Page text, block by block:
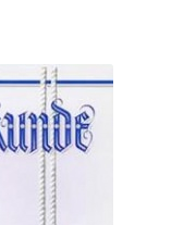
Optionen
können
auf
der
Produktseite
gewählt
werden